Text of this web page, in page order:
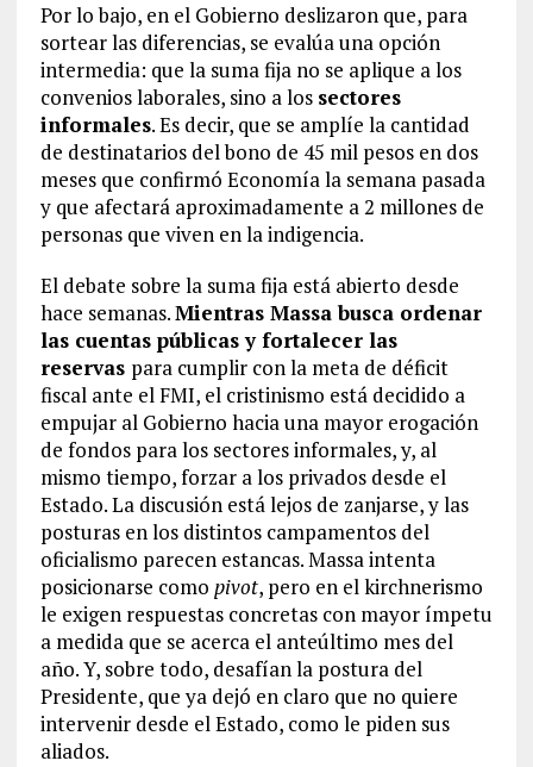
Por lo bajo, en el Gobierno deslizaron que, para
sortear las diferencias, se evalúa una opción
intermedia: que la suma fija no se aplique a los
convenios laborales, sino a los sectores
informales. Es decir, que se amplíe la cantidad
de destinatarios del bono de 45 mil pesos en dos
meses que confirmó Economía la semana pasada
y que afectará aproximadamente a 2 millones de
personas que viven en la indigencia.
El debate sobre la suma fija está abierto desde
hace semanas.Mientras Massa busca ordenar
las cuentas públicas y fortalecer las
reservas para cumplir con la meta de déficit
fiscal ante el FMI, el cristinismo está decidido a
empujar al Gobierno hacia una mayor erogación
de fondos para los sectores informales, y, al
mismo tiempo, forzar a los privados desde el
Estado. La discusión está lejos de zanjarse, y las
posturas en los distintos campamentos del
oficialismo parecen estancas. Massa intenta
posicionarse como pivot, pero en el kirchnerismo
le exigen respuestas concretas con mayor ímpetu
a medida que se acerca el anteúltimo mes del
año. Y, sobre todo, desafían la postura del
Presidente, que ya dejó en claro que no quiere
intervenir desde el Estado, como le piden sus
aliados.